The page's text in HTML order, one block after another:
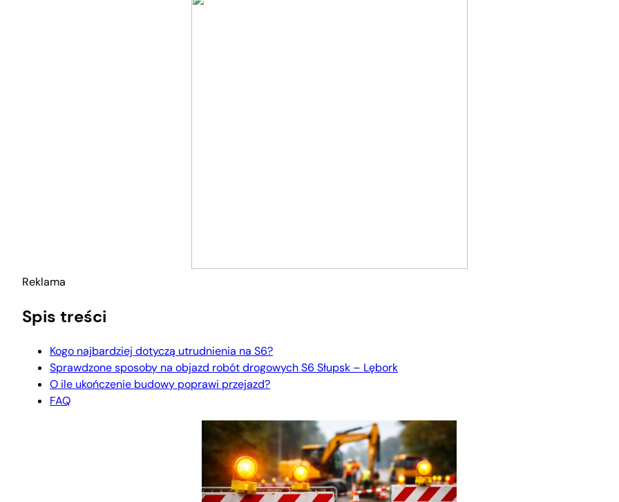
Reklama
Spis treści
Kogo najbardziej dotyczą utrudnienia na S6?
Sprawdzone sposoby na objazd robót drogowych S6 Słupsk – Lębork
O ile ukończenie budowy poprawi przejazd?
FAQ